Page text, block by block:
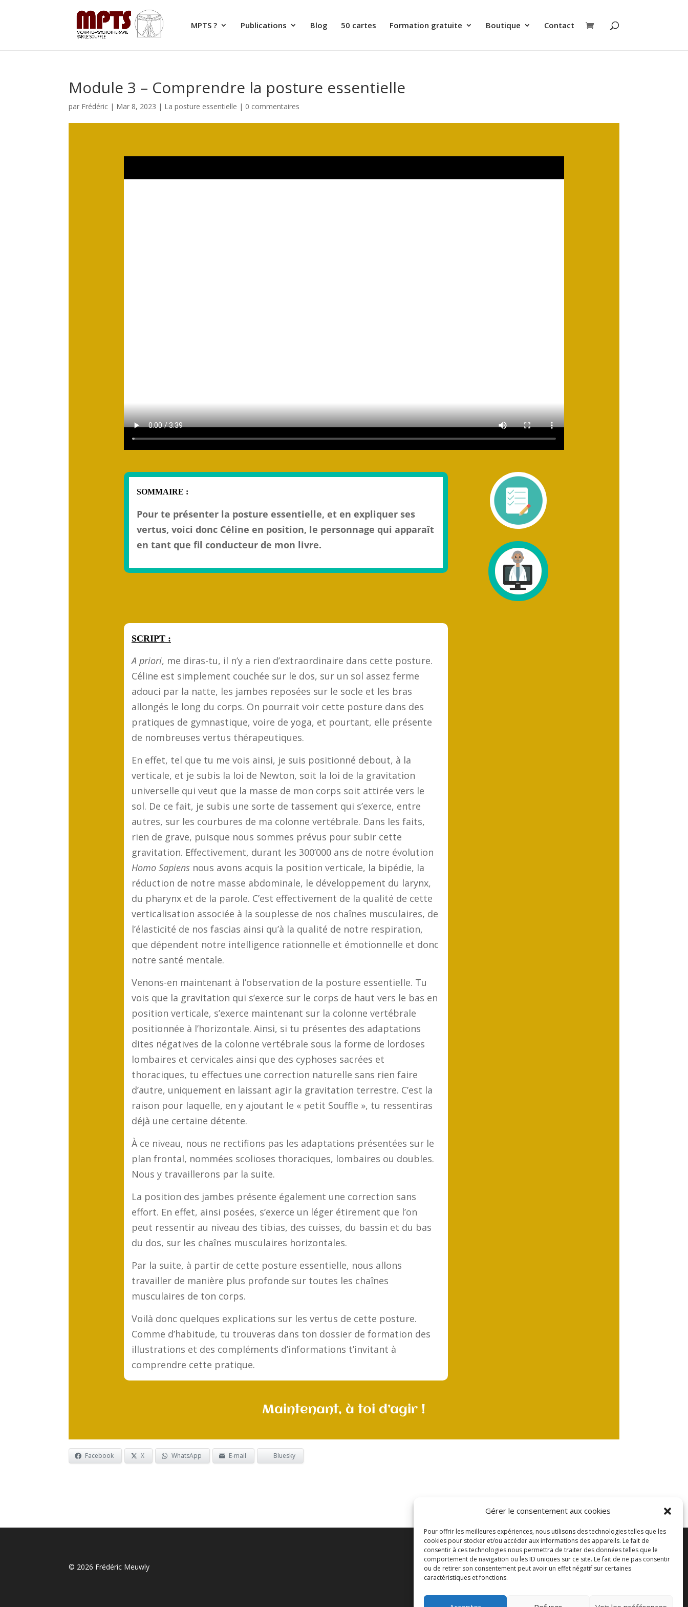
Gérer le consentement aux cookies
Pour offrir les meilleures expériences, nous utilisons des technologies telles que les
cookies pour stocker et/ou accéder aux informations des appareils. Le fait de
consentir à ces technologies nous permettra de traiter des données telles que le
comportement de navigation ou les ID uniques sur ce site. Le fait de ne pas consentir
ou de retirer son consentement peut avoir un effet négatif sur certaines
caractéristiques et fonctions.
MPTS ? Publications Blog 50 cartes Formation gratuite Boutique Contact
Module 3 – Comprendre la posture essentielle
par Frédéric | Mar 8, 2023 | La posture essentielle | 0 commentaires
SOMMAIRE :
Pour te présenter la posture essentielle, et en expliquer ses
vertus, voici donc Céline en position, le personnage qui apparaît
en tant que fil conducteur de mon livre.
SCRIPT :
A priori, me diras-tu, il n’y a rien d’extraordinaire dans cette posture.
Céline est simplement couchée sur le dos, sur un sol assez ferme
adouci par la natte, les jambes reposées sur le socle et les bras
allongés le long du corps. On pourrait voir cette posture dans des
pratiques de gymnastique, voire de yoga, et pourtant, elle présente
de nombreuses vertus thérapeutiques.
En effet, tel que tu me vois ainsi, je suis positionné debout, à la
verticale, et je subis la loi de Newton, soit la loi de la gravitation
universelle qui veut que la masse de mon corps soit attirée vers le
sol. De ce fait, je subis une sorte de tassement qui s’exerce, entre
autres, sur les courbures de ma colonne vertébrale. Dans les faits,
rien de grave, puisque nous sommes prévus pour subir cette
gravitation. Effectivement, durant les 300’000 ans de notre évolution
Homo Sapiens nous avons acquis la position verticale, la bipédie, la
réduction de notre masse abdominale, le développement du larynx,
du pharynx et de la parole. C’est effectivement de la qualité de cette
verticalisation associée à la souplesse de nos chaînes musculaires, de
l’élasticité de nos fascias ainsi qu’à la qualité de notre respiration,
que dépendent notre intelligence rationnelle et émotionnelle et donc
notre santé mentale.
Venons-en maintenant à l’observation de la posture essentielle. Tu
vois que la gravitation qui s’exerce sur le corps de haut vers le bas en
position verticale, s’exerce maintenant sur la colonne vertébrale
positionnée à l’horizontale. Ainsi, si tu présentes des adaptations
dites négatives de la colonne vertébrale sous la forme de lordoses
lombaires et cervicales ainsi que des cyphoses sacrées et
thoraciques, tu effectues une correction naturelle sans rien faire
d’autre, uniquement en laissant agir la gravitation terrestre. C’est la
raison pour laquelle, en y ajoutant le « petit Souffle », tu ressentiras
déjà une certaine détente.
À ce niveau, nous ne rectifions pas les adaptations présentées sur le
plan frontal, nommées scolioses thoraciques, lombaires ou doubles.
Nous y travaillerons par la suite.
La position des jambes présente également une correction sans
effort. En effet, ainsi posées, s’exerce un léger étirement que l’on
peut ressentir au niveau des tibias, des cuisses, du bassin et du bas
du dos, sur les chaînes musculaires horizontales.
Par la suite, à partir de cette posture essentielle, nous allons
travailler de manière plus profonde sur toutes les chaînes
musculaires de ton corps.
Voilà donc quelques explications sur les vertus de cette posture.
Comme d’habitude, tu trouveras dans ton dossier de formation des
illustrations et des compléments d’informations t’invitant à
comprendre cette pratique.
Maintenant, à toi d’agir !
Facebook X WhatsApp E-mail Bluesky
© 2026 Frédéric Meuwly
Conditions d'utilisation
et protection des données